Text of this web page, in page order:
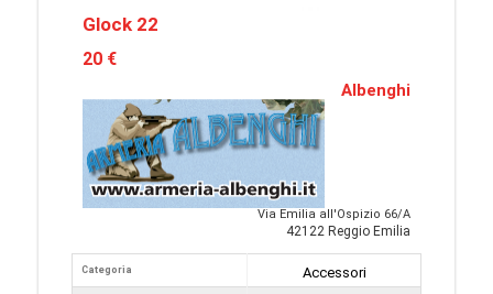
Glock 22
20 €
Albenghi
Via Emilia all'Ospizio 66/A
42122 Reggio Emilia
Categoria
Accessori